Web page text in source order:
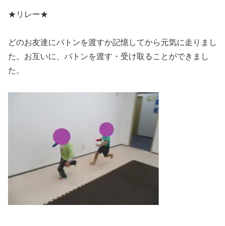
★リレー★
どのお友達にバトンを渡すか記憶してから元気に走りまし
た。お互いに、バトンを渡す・受け取ることができまし
た。